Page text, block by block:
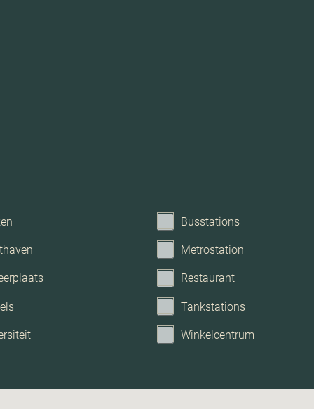
Busstations
Metrostation
Restaurant
Tankstations
Winkelcentrum